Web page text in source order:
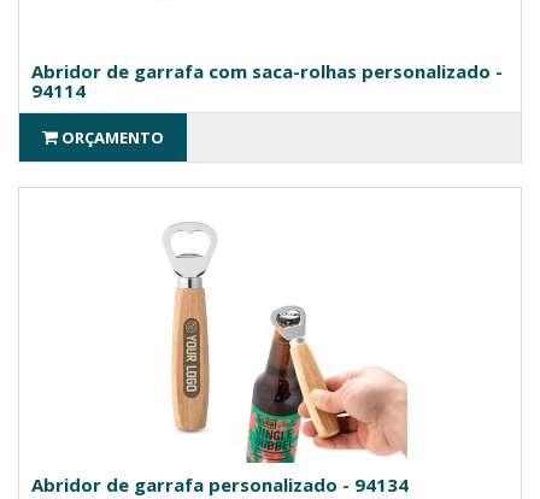
Abridor de garrafa com saca-rolhas personalizado -
94114
ORÇAMENTO
Abridor de garrafa personalizado - 94134